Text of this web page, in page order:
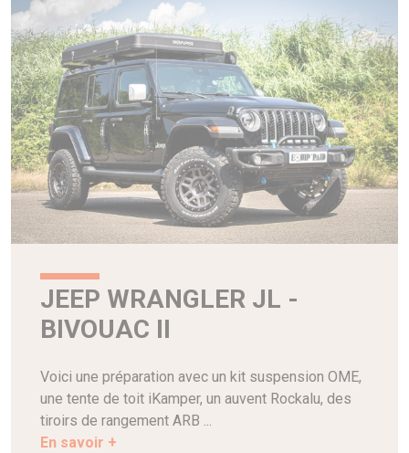
JEEP WRANGLER JL -
BIVOUAC II
Voici une préparation avec un kit suspension OME,
une tente de toit iKamper, un auvent Rockalu, des
tiroirs de rangement ARB ...
En savoir +